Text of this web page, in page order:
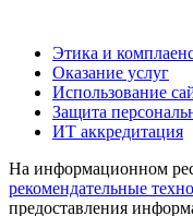
Этика и
Оказание услуг
Использование
Защита
ИТ аккредитация
На информационном
рекомендательные
предоставления